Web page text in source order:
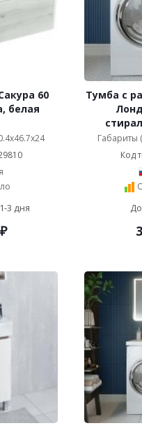
60
белая
3 дня
Тумба с
Габариты
Код